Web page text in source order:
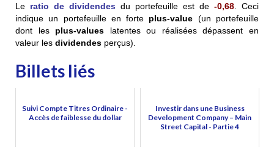
L e ratio de dividendes du portefeuille est de -0,68 . Ceci
indique un portefeuille en forte plus-value (un portefeuille
dont les plus-values latentes ou réalisées dépassent en
valeur les dividendes perçus).
Billets liés
Suivi Compte Titres Ordinaire -
Accès de faiblesse du dollar
Investir dans une Business
Development Company – Main
Street Capital - Partie 4